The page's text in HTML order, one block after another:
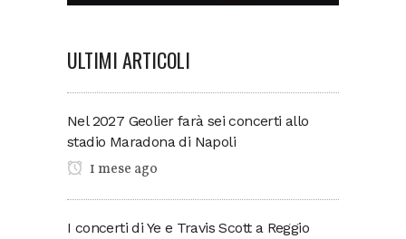
ULTIMI ARTICOLI
Nel 2027 Geolier farà sei concerti allo
stadio Maradona di Napoli
1 mese ago
I concerti di Ye e Travis Scott a Reggio